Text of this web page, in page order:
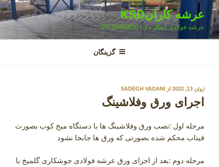
رفتن
به
محتوا
عرشه کارانKSD
عرشه فولادی (متال دک) 09129496830
گزینگان
نوشته‌شده
در
ژوئن 13, 2022 از SADEGH VADANI
اجرای ورق وفلاشینگ
مرحله اول :نصب ورق وفلاشینگ ها با دستگاه میخ کوب بصورت
فیتاب محکم شده بصورتی که ورق ها جابجا نشود
مرحله دوم :بعد از اجرای ورق عرشه فولادی جوشکاری گلمیخ با